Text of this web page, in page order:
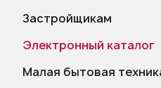
Застройщикам
Электронный каталог
Малая бытовая